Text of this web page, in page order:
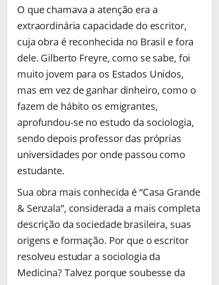
O que chamava a atenção era a
extraordinária capacidade do escritor,
cuja obra é reconhecida no Brasil e fora
dele. Gilberto Freyre, como se sabe, foi
muito jovem para os Estados Unidos,
mas em vez de ganhar dinheiro, como o
fazem de hábito os emigrantes,
aprofundou-se no estudo da sociologia,
sendo depois professor das próprias
universidades por onde passou como
estudante.
Sua obra mais conhecida é “Casa Grande
& Senzala”, considerada a mais completa
descrição da sociedade brasileira, suas
origens e formação. Por que o escritor
resolveu estudar a sociologia da
Medicina? Talvez porque soubesse da